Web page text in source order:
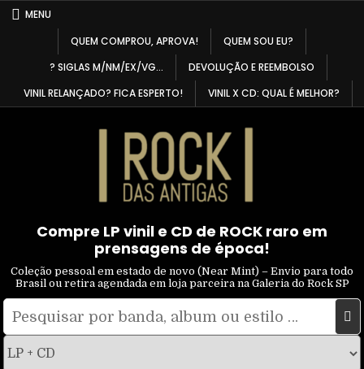
SkipMENU
QUEM COMPROU, APROVA!
QUEM SOU EU?
? SIGLAS M/NM/EX/VG…
DEVOLUÇÃO E REEMBOLSO
VINIL RELANÇADO? FICA ESPERTO!
VINIL X CD: QUAL É MELHOR?
Compre LP vinil e CD de ROCK raro em
prensagens de época!
Coleção pessoal em estado de novo (Near Mint) – Envio para todo
Brasil ou retira agendada em loja parceira na Galeria do Rock SP
Pesquisar
tipo